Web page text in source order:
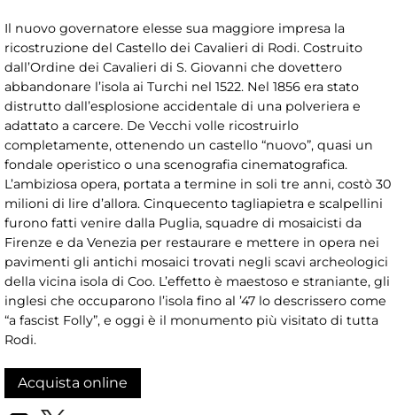
Il nuovo governatore elesse sua maggiore impresa la
ricostruzione del Castello dei Cavalieri di Rodi. Costruito
dall’Ordine dei Cavalieri di S. Giovanni che dovettero
abbandonare l’isola ai Turchi nel 1522. Nel 1856 era stato
distrutto dall’esplosione accidentale di una polveriera e
adattato a carcere. De Vecchi volle ricostruirlo
completamente, ottenendo un castello “nuovo”, quasi un
fondale operistico o una scenografia cinematografica.
L’ambiziosa opera, portata a termine in soli tre anni, costò 30
milioni di lire d’allora. Cinquecento tagliapietra e scalpellini
furono fatti venire dalla Puglia, squadre di mosaicisti da
Firenze e da Venezia per restaurare e mettere in opera nei
pavimenti gli antichi mosaici trovati negli scavi archeologici
della vicina isola di Coo. L’effetto è maestoso e straniante, gli
inglesi che occuparono l’isola fino al ’47 lo descrissero come
“a fascist Folly”, e oggi è il monumento più visitato di tutta
Rodi.
Acquista online